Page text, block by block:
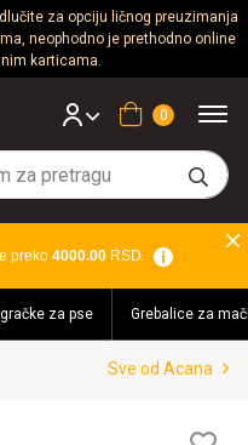
za opciju ličnog preuzimanja
neophodno je prethodno online
karticama.
Korpa
preko 4000.00RSD.
Igračke za pse Grebalice za
Sve od Acana